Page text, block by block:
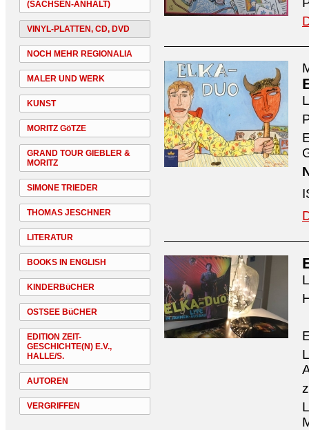
(SACHSEN-ANHALT)
VINYL-PLATTEN, CD, DVD
NOCH MEHR REGIONALIA
MALER UND WERK
KUNST
MORITZ GöTZE
GRAND TOUR GIEBLER &
MORITZ
SIMONE TRIEDER
THOMAS JESCHNER
LITERATUR
BOOKS IN ENGLISH
KINDERBüCHER
OSTSEE BüCHER
EDITION ZEIT-
GESCHICHTE(N) E.V.,
HALLE/S.
AUTOREN
VERGRIFFEN